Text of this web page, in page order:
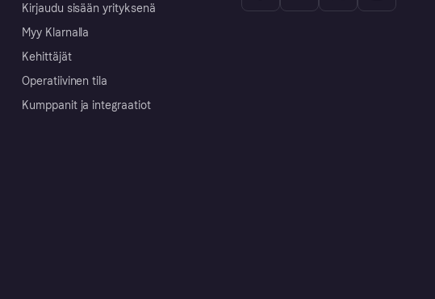
Kirjaudu sisään yrityksenä
Myy Klarnalla
Kehittäjät
Operatiivinen tila
Kumppanit ja integraatiot